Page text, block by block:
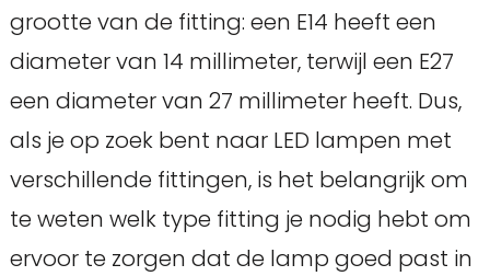
grootte van de fitting: een E14 heeft een
diameter van 14 millimeter, terwijl een E27
een diameter van 27 millimeter heeft. Dus,
als je op zoek bent naar LED lampen met
verschillende fittingen, is het belangrijk om
te weten welk type fitting je nodig hebt om
ervoor te zorgen dat de lamp goed past in